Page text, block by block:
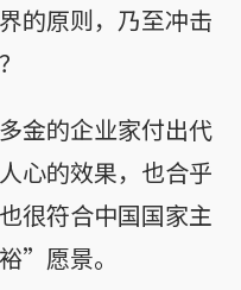
的原则，乃至冲击
金的企业家付出代
心的效果，也合乎
很符合中国国家主
”愿景。